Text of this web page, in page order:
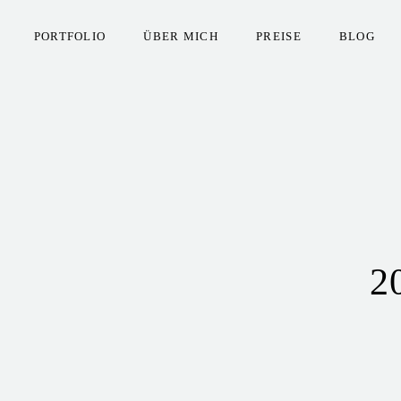
PORTFOLIO ÜBER MICH PREISE BLOG